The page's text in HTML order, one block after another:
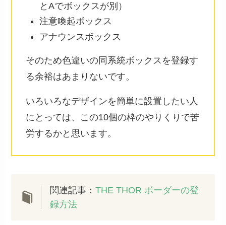
とAでボックスが別）
注意喚起ボックス
アナウンスボックス
そのため色違いの同系統ボックスを登録す
る余裕はあまりないです。
いろいろなデザインを簡単に設置したい人
にとっては、この10個の枠のやりくりで苦
労するかと思います。
関連記事： THE THOR ボーダーの登
録方法